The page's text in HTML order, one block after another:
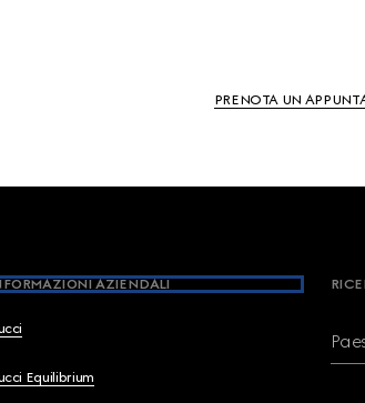
PRENOTA UN
AZIENDALI
Equilibrium